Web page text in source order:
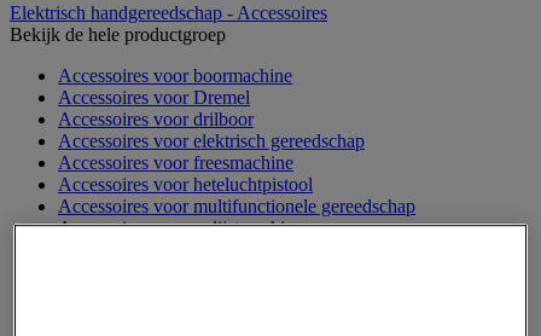
Elektrisch handgereedschap - Accessoires
Bekijk de hele productgroep
Accessoires voor boormachine
Accessoires voor Dremel
Accessoires voor drilboor
Accessoires voor elektrisch gereedschap
Accessoires voor freesmachine
Accessoires voor heteluchtpistool
Accessoires voor multifunctionele gereedschap
Accessoires voor polijstmachine